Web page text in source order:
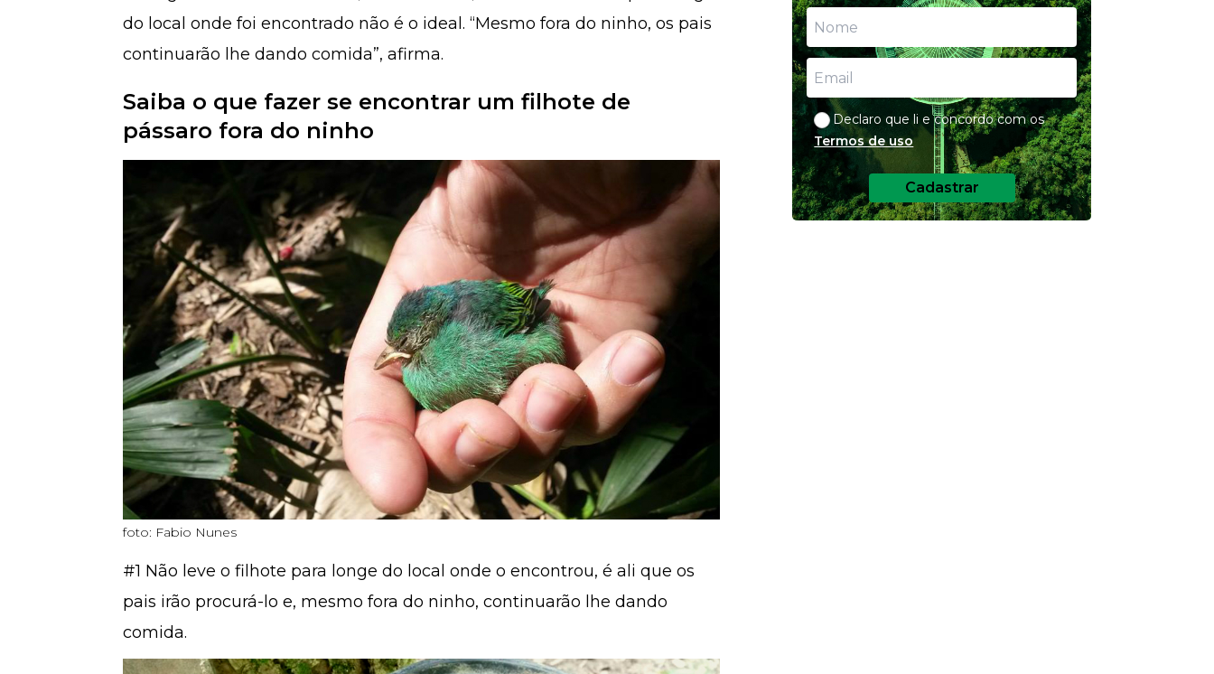
do local onde foi encontrado não é o ideal. “Mesmo fora do ninho, os pais
continuarão lhe dando comida”, afirma.
Saiba o que fazer se encontrar um filhote de
pássaro fora do ninho
foto: Fabio Nunes
#1 Não leve o filhote para longe do local onde o encontrou, é ali que os
pais irão procurá-lo e, mesmo fora do ninho, continuarão lhe dando
comida.
Declaro que li e concordo com os
Termos de uso
Cadastrar